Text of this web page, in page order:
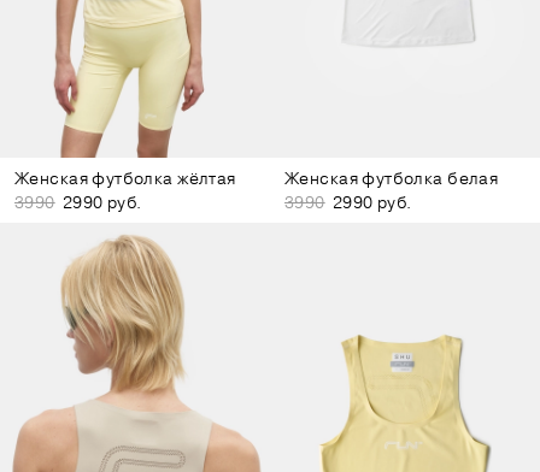
Женская футболка жёлтая
3990 2990 руб.
Женская футболка белая
3990 2990 руб.